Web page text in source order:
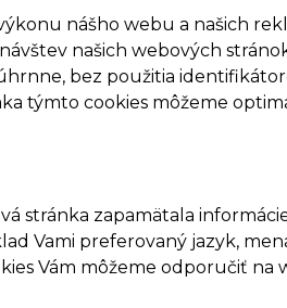
nášho webu a našich
našich webových
bez použitia
týmto cookies môžeme
stránka zapamätala
Vami preferovaný jazyk,
Vám môžeme odporučiť na